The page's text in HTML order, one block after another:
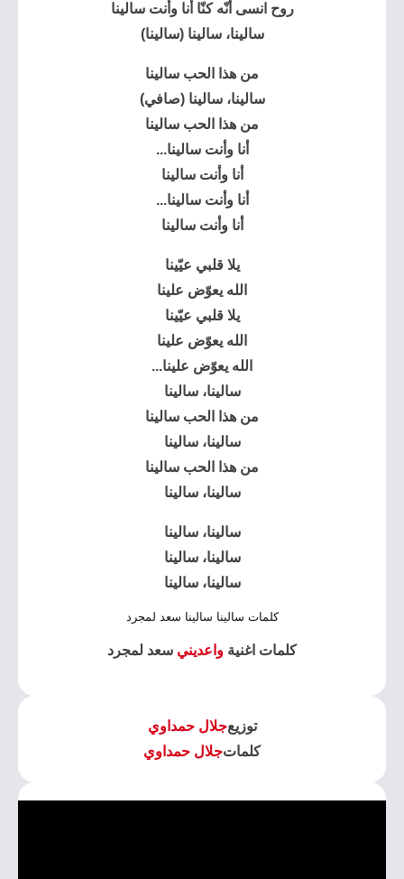
روح انسى أنّه كنّا أنا وأنت سالينا
سالينا، سالينا (سالينا)
من هذا الحب سالينا
سالينا، سالينا (صافي)
من هذا الحب سالينا
أنا وأنت سالينا...
أنا وأنت سالينا
أنا وأنت سالينا...
أنا وأنت سالينا
يلا قلبي عيّينا
الله يعوّض علينا
يلا قلبي عيّينا
الله يعوّض علينا
الله يعوّض علينا...
سالينا، سالينا
من هذا الحب سالينا
سالينا، سالينا
من هذا الحب سالينا
سالينا، سالينا
سالينا، سالينا
سالينا، سالينا
سالينا، سالينا
كلمات سالينا سالينا سعد لمجرد
كلمات اغنية واعديني سعد لمجرد
توزيعجلال حمداوي
كلماتجلال حمداوي